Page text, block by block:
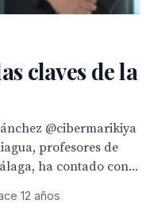
claves de la
@cibermarikiya
profesores de
ha contado con...
12 años